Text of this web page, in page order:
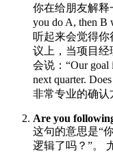
你在给朋友解释
you do A, then B
听起来会觉得
议上，当项目
会说：“Our goal
next quarter.
非常专业的确认
Are you
这句的意思是“
逻辑了吗？”。